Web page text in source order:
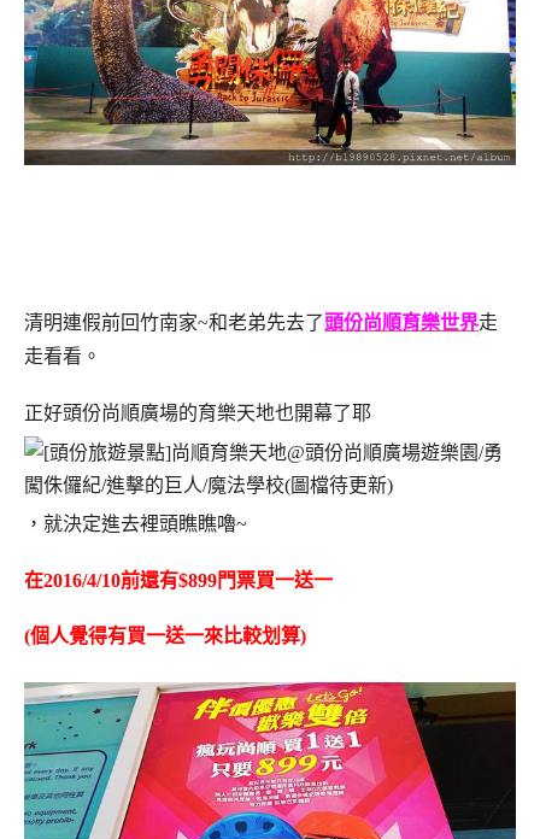
清明連假前回竹南家~和老弟先去了頭份尚順育樂世界走
走看看。
正好頭份尚順廣場的育樂天地也開幕了耶
，就決定進去裡頭瞧瞧嚕~
在2016/4/10前還有$899門票買一送一
(個人覺得有買一送一來比較划算)